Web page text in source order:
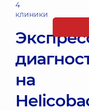
4
клиники
на